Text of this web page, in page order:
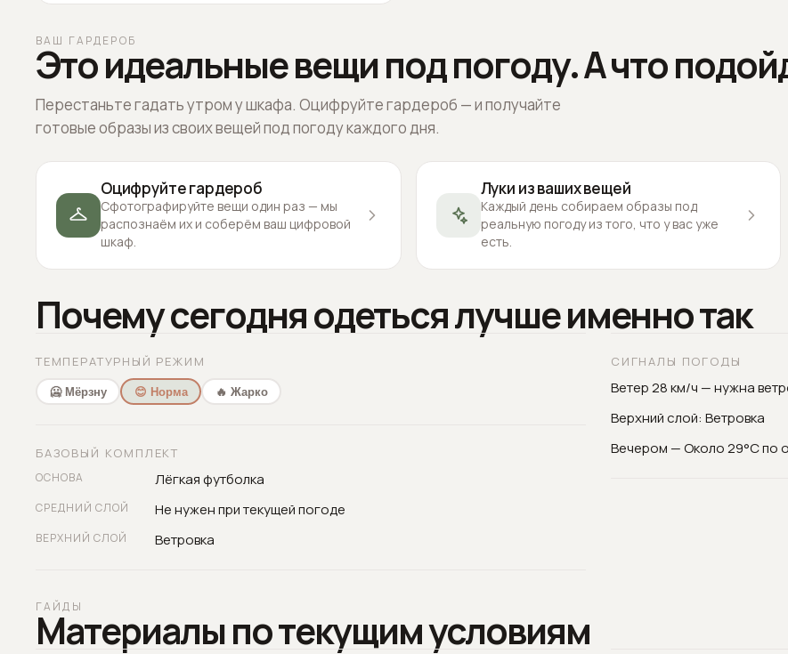
ВАШ ГАРДЕРОБ
Это идеальные вещи под погоду. А что
Перестаньте гадать утром у шкафа. Оцифруйте гардероб — и получайте
готовые образы из своих вещей под погоду каждого дня.
Оцифруйте гардероб
Сфотографируйте вещи один раз — мы
распознаём их и соберём ваш цифровой
шкаф.
Луки из ваших вещей
Каждый день собираем образы под
реальную погоду из того, что у вас уже
есть.
Почему сегодня одеться лучше именно так
ТЕМПЕРАТУРНЫЙ РЕЖИМ
🥶 Мёрзну 😊 Норма 🔥 Жарко
БАЗОВЫЙ КОМПЛЕКТ
ОСНОВА Лёгкая футболка
СРЕДНИЙ СЛОЙ Не нужен при текущей погоде
ВЕРХНИЙ СЛОЙ Ветровка
СИГНАЛЫ ПОГОДЫ
Ветер 28 км/ч — нужна
Верхний слой: Ветровка
Вечером — Около 29°C по
ГАЙДЫ
Материалы по текущим условиям